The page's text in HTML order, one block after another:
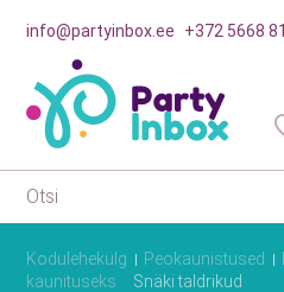
info@partyinbox.ee +372 5668
Kodulehekülg Peokaunistused
kaunituseks
Snäki taldrikud